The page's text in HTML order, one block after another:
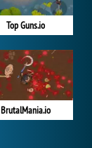
Top Guns.io
BrutalMania.io